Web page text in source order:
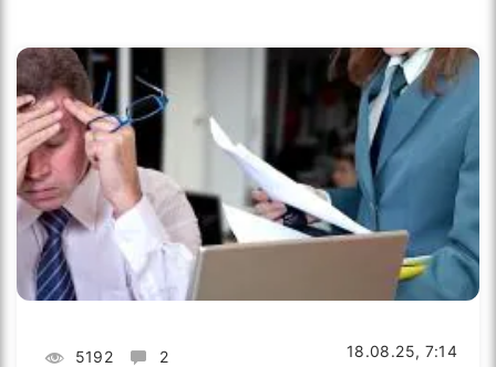
5192 2 18.08.25, 7:14